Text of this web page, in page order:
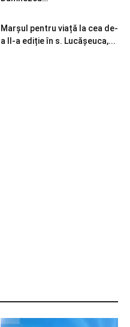
Marșul pentru viață la cea de-
a II-a ediție în s. Lucășeuca,...